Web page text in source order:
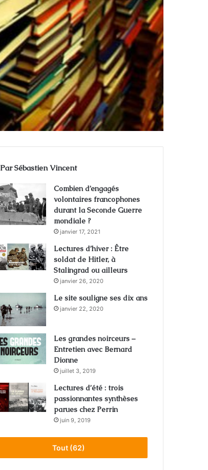
Par Sébastien Vincent
Combien d’engagés
volontaires francophones
durant la Seconde Guerre
mondiale ?
janvier 17, 2021
Lectures d’hiver : Être
soldat de Hitler, à
Stalingrad ou ailleurs
janvier 26, 2020
Le site souligne ses dix ans
janvier 22, 2020
Les grandes noirceurs –
Entretien avec Bernard
Dionne
juillet 3, 2019
Lectures d’été : trois
passionnantes synthèses
parues chez Perrin
juin 9, 2019
Tout (62)